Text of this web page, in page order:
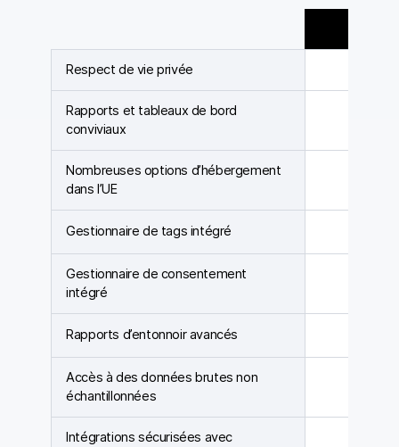
Respect de vie privée
Rapports et tableaux de bord
conviviaux
Nombreuses options d’hébergement
dans l’UE
Gestionnaire de tags intégré
Gestionnaire de consentement
intégré
Rapports d’entonnoir avancés
Accès à des données brutes non
échantillonnées
Intégrations sécurisées avec